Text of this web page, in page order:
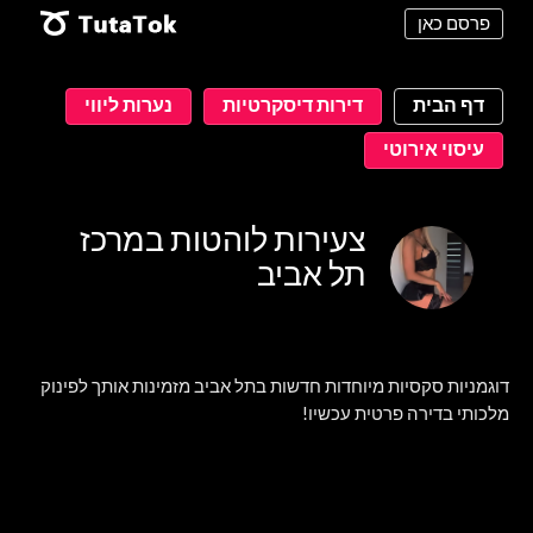
פרסם כאן
דף הבית דירות דיסקרטיות
נערות ליווי
עיסוי אירוטי
צעירות לוהטות במרכז
תל אביב
דוגמניות סקסיות מיוחדות חדשות בתל אביב מזמינות אותך לפינוק
מלכותי בדירה פרטית עכשיו!